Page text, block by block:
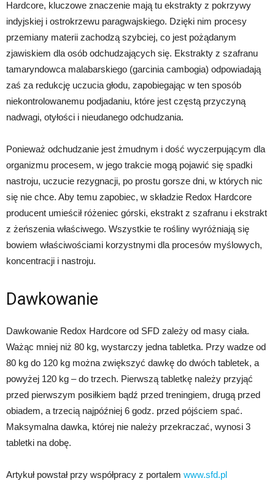
Hardcore, kluczowe znaczenie mają tu ekstrakty z pokrzywy
indyjskiej i ostrokrzewu paragwajskiego. Dzięki nim procesy
przemiany materii zachodzą szybciej, co jest pożądanym
zjawiskiem dla osób odchudzających się. Ekstrakty z szafranu
tamaryndowca malabarskiego (garcinia cambogia) odpowiadają
zaś za redukcję uczucia głodu, zapobiegając w ten sposób
niekontrolowanemu podjadaniu, które jest częstą przyczyną
nadwagi, otyłości i nieudanego odchudzania.
Ponieważ odchudzanie jest żmudnym i dość wyczerpującym dla
organizmu procesem, w jego trakcie mogą pojawić się spadki
nastroju, uczucie rezygnacji, po prostu gorsze dni, w których nic
się nie chce. Aby temu zapobiec, w składzie Redox Hardcore
producent umieścił różeniec górski, ekstrakt z szafranu i ekstrakt
z żeńszenia właściwego. Wszystkie te rośliny wyróżniają się
bowiem właściwościami korzystnymi dla procesów myślowych,
koncentracji i nastroju.
Dawkowanie
Dawkowanie Redox Hardcore od SFD zależy od masy ciała.
Ważąc mniej niż 80 kg, wystarczy jedna tabletka. Przy wadze od
80 kg do 120 kg można zwiększyć dawkę do dwóch tabletek, a
powyżej 120 kg – do trzech. Pierwszą tabletkę należy przyjąć
przed pierwszym posiłkiem bądź przed treningiem, drugą przed
obiadem, a trzecią najpóźniej 6 godz. przed pójściem spać.
Maksymalna dawka, której nie należy przekraczać, wynosi 3
tabletki na dobę.
Artykuł powstał przy współpracy z portalem www.sfd.pl